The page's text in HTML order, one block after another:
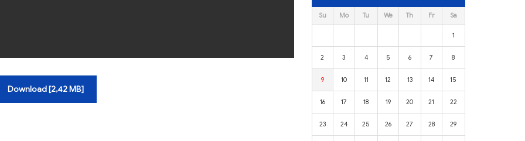
Download [2,42 MB]
Su Mo Tu We Th Fr Sa
1
2 3 4 5 6 7 8
9 10 11 12 13 14 15
16 17 18 19 20 21 22
23 24 25 26 27 28 29